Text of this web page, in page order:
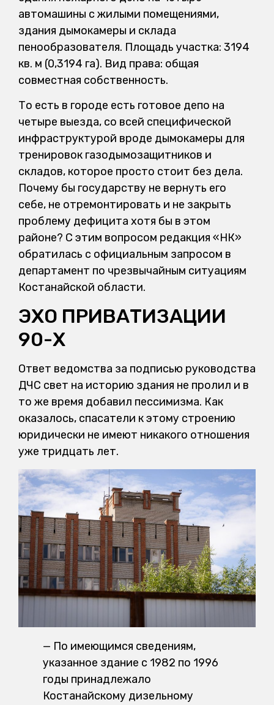
автомашины с жилыми помещениями,
здания дымокамеры и склада
пенообразователя. Площадь участка: 3194
кв. м (0,3194 га). Вид права: общая
совместная собственность.
То есть в городе есть готовое депо на
четыре выезда, со всей специфической
инфраструктурой вроде дымокамеры для
тренировок газодымозащитников и
складов, которое просто стоит без дела.
Почему бы государству не вернуть его
себе, не отремонтировать и не закрыть
проблему дефицита хотя бы в этом
районе? С этим вопросом редакция «НК»
обратилась с официальным запросом в
департамент по чрезвычайным ситуациям
Костанайской области.
ЭХО ПРИВАТИЗАЦИИ
90-Х
Ответ ведомства за подписью руководства
ДЧС свет на историю здания не пролил и в
то же время добавил пессимизма. Как
оказалось, спасатели к этому строению
юридически не имеют никакого отношения
уже тридцать лет.
— По имеющимся сведениям,
указанное здание с 1982 по 1996
годы принадлежало
Костанайскому дизельному